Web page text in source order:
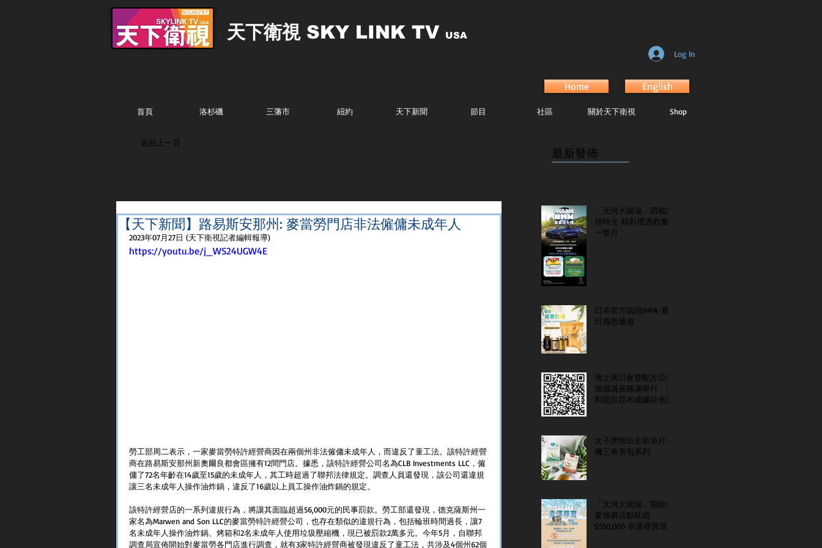
天下衛視SKY LINK TV USA
Log In
Home English
首頁 洛杉磯 三藩市 紐約 天下新聞 節目 社區 關於天下衛視 Shop
返回上一頁
【天下新聞】路易斯安那州: 麥當勞門店非法僱傭未成年人
2023年07月27日 (天下衛視記者編輯報導)
https://youtu.be/j_WS24UGW4E
勞工部周二表示，一家麥當勞特許經營商因在兩個州非法僱傭未成年人，而違反了童工法。該特許經營
商在路易斯安那州新奧爾良都會區擁有12間門店。據悉，該特許經營公司名為CLB Investments LLC，僱
傭了72名年齡在14歲至15歲的未成年人，其工時超過了聯邦法律規定。調查人員還發現，該公司還違規
讓三名未成年人操作油炸鍋，違反了16歲以上員工操作油炸鍋的規定。
該特許經營店的一系列違規行為，將讓其面臨超過56,000元的民事罰款。勞工部還發現，德克薩斯州一
家名為Marwen and Son LLC的麥當勞特許經營公司，也存在類似的違規行為，包括輪班時間過長，讓7
名未成年人操作油炸鍋、烤箱和2名未成年人使用垃圾壓縮機，現已被罰款2萬多元。今年5月，自聯邦
調查局宣佈開始對麥當勞各門店進行調查，就有3家特許經營商被發現違反了童工法，共涉及4個州62個
最新發佈
...............................................................
「天河大賭場」四載輝
煌時光 精彩禮遇歡慶
一整月
日本官方認證JHFA-夏
日感恩優惠
海之滴日夜雙配方亞洲
巡迴講座圓滿舉行 專
利籠目昆布成矚目焦點
太子牌推出全新原片有
機三角茶包系列
「天河大賭場」開啟盛
夏推廣活動延續
$550,000 幸運尋寶現金